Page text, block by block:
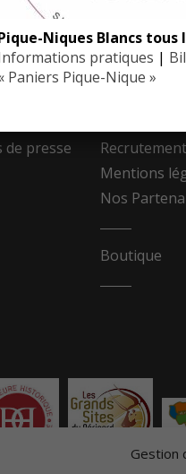
Gestion
de presse
Recrutement
Mentions
Nos
Boutique
Niques Blancs tous
pratiques |
Paniers Pique-Nique »